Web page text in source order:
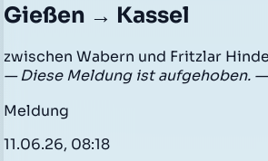
Gießen → Kassel
zwischen Wabern und Fritzlar
— Diese Meldung ist aufgehoben. —
Meldung
11.06.26, 08:18